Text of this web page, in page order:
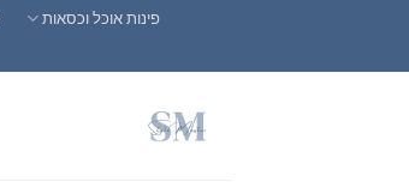
content
פינות אוכל וכסאות